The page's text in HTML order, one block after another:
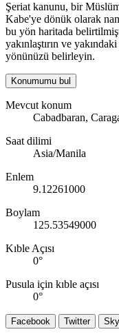
Şeriat kanunu, bir
Kabe'ye dönük olarak
bu yön haritada
yakınlaştırın ve
yönünüzü belirleyin.
Konumumu bul
Mevcut konum
Cabadbaran,
Saat dilimi
Asia/Manila
Enlem
9.12261000
Boylam
125.53549000
Kıble Açısı
0°
Pusula için kıble açısı
0°
Facebook Twitter